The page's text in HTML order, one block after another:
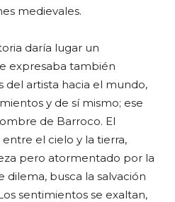
medievales.
daría lugar un
expresaba también
del artista hacia el mundo,
y de sí mismo; ese
de Barroco. El
el cielo y la tierra,
pero atormentado por la
dilema, busca la salvación
sentimientos se exaltan,